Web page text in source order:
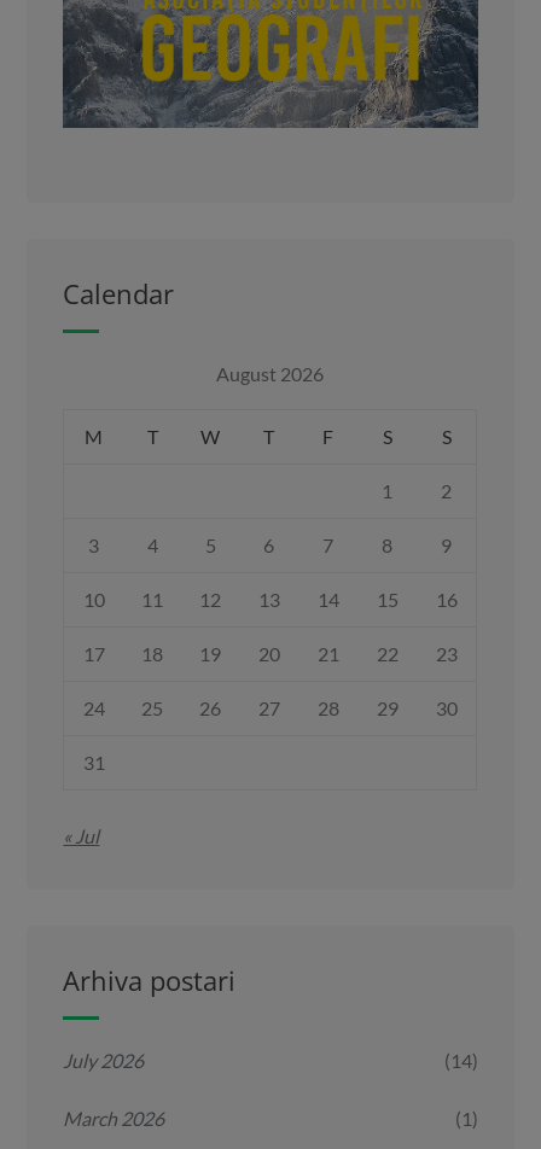
Calendar
August 2026
M T W T F S S
1 2
3 4 5 6 7 8 9
10 11 12 13 14 15 16
17 18 19 20 21 22 23
24 25 26 27 28 29 30
31
« Jul
Arhiva postari
July 2026 (14)
March 2026 (1)